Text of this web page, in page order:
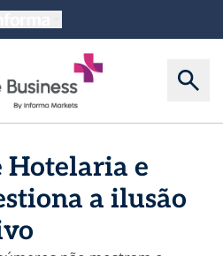
Hotelaria e
a ilusão